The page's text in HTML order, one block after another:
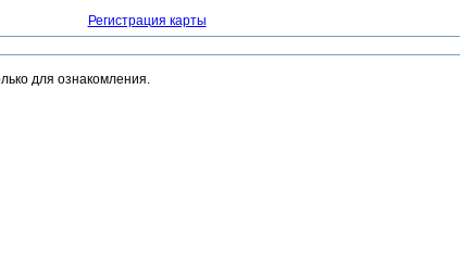
Регистрация карты
для ознакомления.